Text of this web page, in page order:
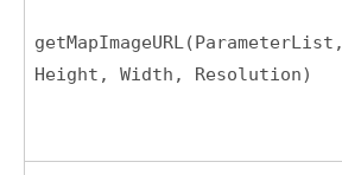
getMapImageURL(ParameterList,
Height, Width, Resolution)